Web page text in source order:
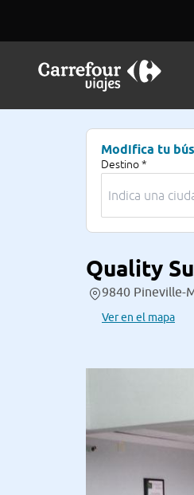
Modifica tu
Destino *
Quality
9840 Pineville-
Ver en el mapa